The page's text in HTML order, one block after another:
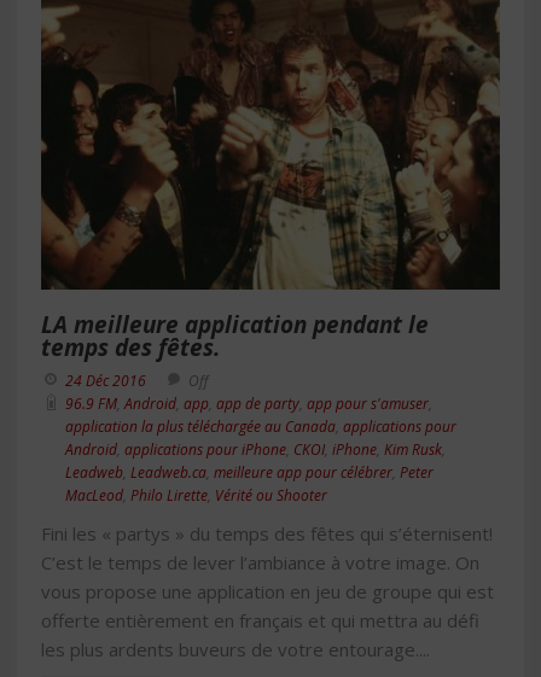
LA meilleure application pendant le
temps des fêtes.
24 Déc 2016
Off
96.9 FM ,Android app app de party app pour s'amuser
application la plus téléchargée au Canada applications pour
Android applications pour iPhone CKOI iPhone Kim Rusk
Leadweb Leadweb.ca meilleure app pour célébrer Peter
MacLeod Philo Lirette Vérité ou Shooter
Fini les « partys » du temps des fêtes qui s’éternisent!
C’est le temps de lever l’ambiance à votre image. On
vous propose une application en jeu de groupe qui est
offerte entièrement en français et qui mettra au défi
les plus ardents buveurs de votre entourage....